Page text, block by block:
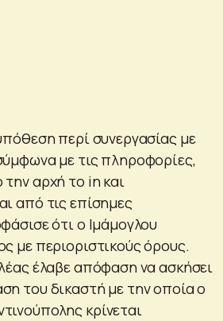
περί συνεργασίας με
με τις πληροφορίες,
αρχή το in και
από τις επίσημες
ότι ο Ιμάμογλου
με περιοριστικούς όρους.
έλαβε απόφαση να ασκήσει
του δικαστή με την οποία ο
κρίνεται